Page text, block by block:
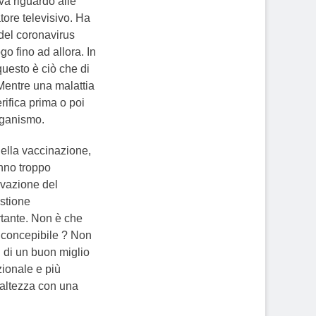
televisivo. Ha
coronavirus
fino ad allora. In
è ciò che di
una malattia
prima o poi
vaccinazione,
troppo
del
Non è che
? Non
di un buon miglio
e più
con una